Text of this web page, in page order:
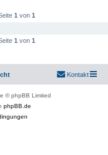
1 von 1
1 von 1
Kontakt
© phpBB Limited
phpBB.de